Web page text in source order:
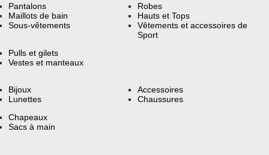
Pantalons
Maillots de bain
Sous-vêtements
Robes
Hauts et Tops
Vêtements et accessoires de
Sport
Pulls et gilets
Vestes et manteaux
Bijoux
Lunettes
Accessoires
Chaussures
Chapeaux
Sacs à main